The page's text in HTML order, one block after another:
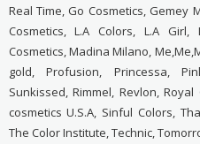
Real Time, Go Cosmetics, Gemey
Cosmetics, L.A Colors, L.A
Cosmetics, Madina Milano,
gold, Profusion, Princessa,
Sunkissed, Rimmel, Revlon,
cosmetics U.S.A, Sinful Colors,
The Color Institute, Technic,